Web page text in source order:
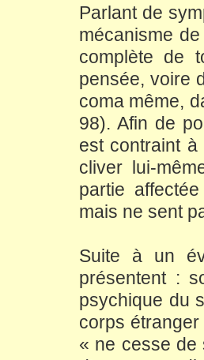
Parlant de
mécanisme
complète de
pensée, voire
coma même,
98). Afin de
est contraint
cliver lui-
partie
mais ne sent
Suite à un
présentent :
psychique du
corps
« ne cesse de